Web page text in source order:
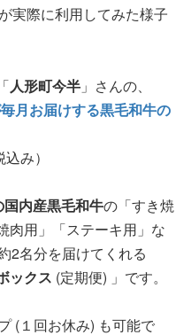
実際に利用してみた様子
人形町今半 」さんの、
月お届けする黒毛和牛の
み）
内産黒毛和牛の「すき焼
肉用」「ステーキ用」な
2名分を届けてくれる
ックス (定期便) 」です。
(１回お休み) も可能で